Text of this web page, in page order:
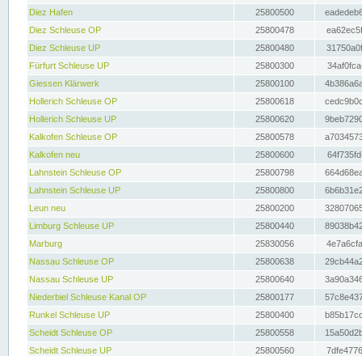
Diez Hafen
25800500
Diez Schleuse OP
25800478
Diez Schleuse UP
25800480
Fürfurt Schleuse UP
25800300
Giessen Klärwerk
25800100
Hollerich Schleuse OP
25800618
Hollerich Schleuse UP
25800620
Kalkofen Schleuse OP
25800578
Kalkofen neu
25800600
Lahnstein Schleuse OP
25800798
Lahnstein Schleuse UP
25800800
Leun neu
25800200
Limburg Schleuse UP
25800440
Marburg
25830056
Nassau Schleuse OP
25800638
Nassau Schleuse UP
25800640
Niederbiel Schleuse Kanal OP
25800177
Runkel Schleuse UP
25800400
Scheidt Schleuse OP
25800558
Scheidt Schleuse UP
25800560